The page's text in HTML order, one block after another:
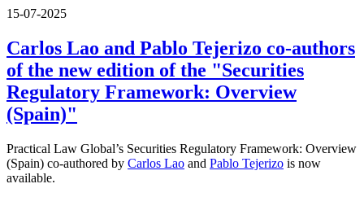
15-07-2025
Carlos Lao and Pablo Tejerizo co-authors
of the new edition of the "Securities
Regulatory Framework: Overview
(Spain)"
Practical Law Global’s Securities Regulatory Framework: Overview
(Spain) co-authored by Carlos Lao and Pablo Tejerizo is now
available.